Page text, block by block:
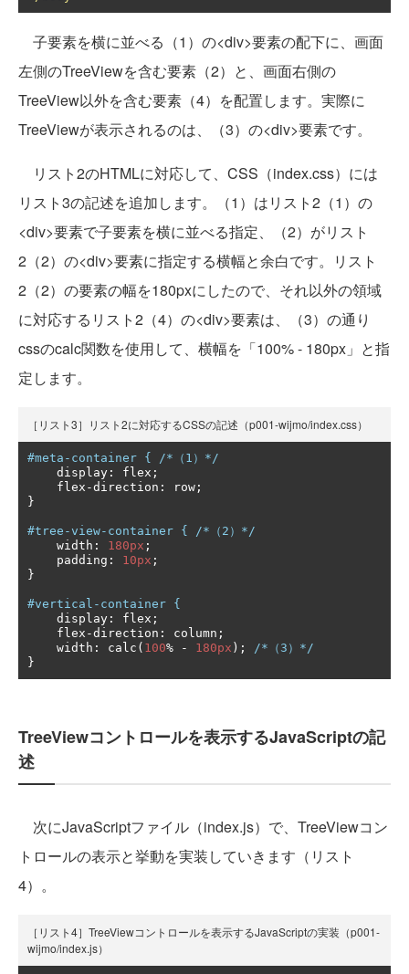
子要素を横に並べる（1）の<div>要素の配下に、画面
左側のTreeViewを含む要素（2）と、画面右側の
TreeView以外を含む要素（4）を配置します。実際に
TreeViewが表示されるのは、（3）の<div>要素です。
リスト2のHTMLに対応して、CSS（index.css）には
リスト3の記述を追加します。（1）はリスト2（1）の
<div>要素で子要素を横に並べる指定、（2）がリスト
2（2）の<div>要素に指定する横幅と余白です。リスト
2（2）の要素の幅を180pxにしたので、それ以外の領域
に対応するリスト2（4）の<div>要素は、（3）の通り
cssのcalc関数を使用して、横幅を「100% - 180px」と指
定します。
［リスト3］リスト2に対応するCSSの記述（p001-wijmo/index.css）
#meta-container { /*（1）*/
    display
: flex ;
    flex
-direction : row ;
}
#tree-view-container { /*（2）*/
    width
: 180px ;
    padding
: 10px ;
}
#vertical-container {
    display
: flex ;
    flex
-direction : column ;
    width
: calc ( 100% - 180px );
/*（3）*/
}
TreeViewコントロールを表示するJavaScriptの記
述
次にJavaScriptファイル（index.js）で、TreeViewコン
トロールの表示と挙動を実装していきます（リスト
4）。
［リスト4］TreeViewコントロールを表示するJavaScriptの実装（p001-
wijmo/index.js）